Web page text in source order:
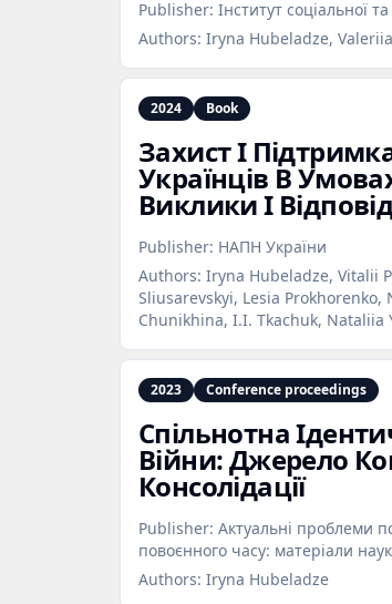
Publisher: Інститут соціальної
Authors: Iryna Hubeladze,
2024 Book
Захист І
Українців В
Виклики І
Publisher: НАПН України
Authors: Iryna Hubeladze, Vitalii
Sliusarevskyi, Lesia
Chunikhina, I.I. Tkachuk, Nataliia
2023 Conference proceedings
Спільнотна
Війни: Джерело
Консолідації
Publisher: Актуальні проблеми
повоєнного часу: матеріали
Authors: Iryna Hubeladze